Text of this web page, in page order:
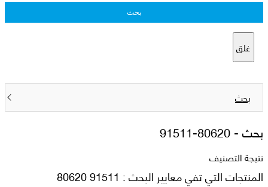
بحث
غلق
بحث
بحث -91511-80620
نتيجة التصنيف
المنتجات التي تفي معايير البحث : 91511 80620